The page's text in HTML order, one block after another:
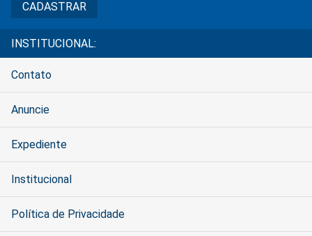
INSTITUCIONAL:
Contato
Anuncie
Expediente
Institucional
Política de Privacidade